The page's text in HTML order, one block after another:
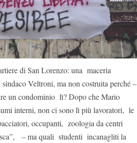
di San Lorenzo: una maceria
Veltroni, ma non costruita perché –
un condominio lì? Dopo che Mario
interni, non ci sono lì più lavoratori, le
occupanti, zoologia da centri
– ma quali studenti incanagliti la